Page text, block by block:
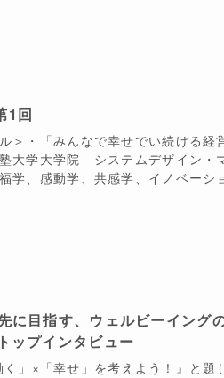
1回
・「みんなで幸せでい続ける経
大学大学院 システムデザイン・
、感動学、共感学、イノベーシ
に目指す、ウェルビーイング
ップインタビュー
」×「幸せ」を考えよう！』と題